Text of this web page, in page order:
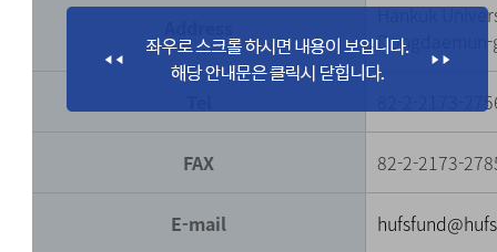
Hankuk
Dongdaemun-
82-2-2173-
FAX 82-2-2173-
E-mail